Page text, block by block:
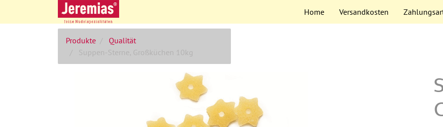
Home Versandkosten
Produkte
Qualität
Suppen-Sterne, Großküchen 10kg